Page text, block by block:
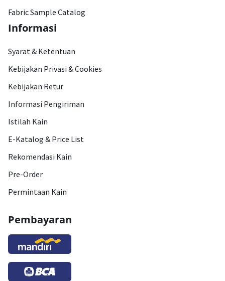
Fabric Sample Catalog
Informasi
Syarat & Ketentuan
Kebijakan Privasi & Cookies
Kebijakan Retur
Informasi Pengiriman
Istilah Kain
E-Katalog & Price List
Rekomendasi Kain
Pre-Order
Permintaan Kain
Pembayaran